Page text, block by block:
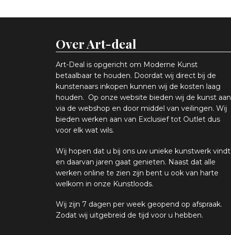
Over Art-deal
Art-Deal is opgericht om Moderne Kunst
betaalbaar te houden. Doordat wij direct bij de
kunstenaars inkopen kunnen wij de kosten laag
houden. Op onze website bieden wij de kunst aan
via de webshop en door middel van veilingen. Wij
bieden werken aan van Exclusief tot Outlet dus
voor elk wat wils.
Wij hopen dat u bij ons uw unieke kunstwerk vindt
en daarvan jaren gaat genieten. Naast dat alle
werken online te zien zijn bent u ook van harte
welkom in onze Kunstloods.
Wij zijn 7 dagen per week geopend op afspraak.
Zodat wij uitgebreid de tijd voor u hebben.